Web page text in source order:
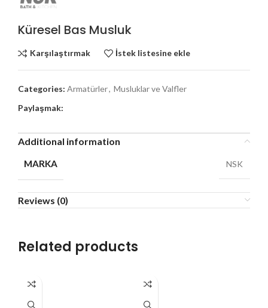
Küresel Bas Musluk
Karşılaştırmak İstek listesine ekle
Categories: Armatürler, Musluklar ve Valfler
Paylaşmak:
Additional information
MARKA NSK
Reviews (0)
Related products